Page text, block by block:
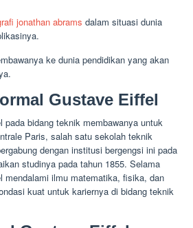
jonathan abrams dalam situasi dunia
ke dunia pendidikan yang akan
Gustave Eiffel
pada bidang teknik membawanya untuk
Paris, salah satu sekolah teknik
dengan institusi bergengsi ini pada
studinya pada tahun 1855. Selama
mendalami ilmu matematika, fisika, dan
kuat untuk kariernya di bidang teknik